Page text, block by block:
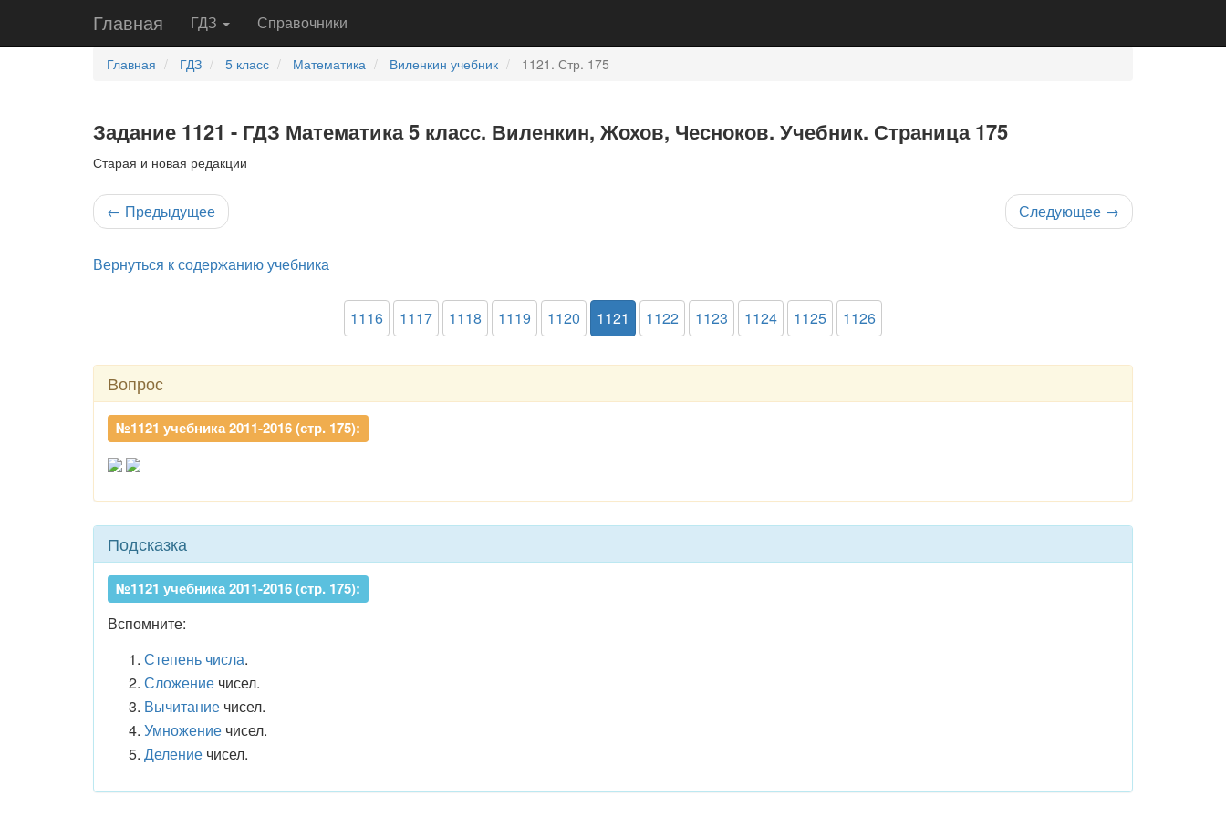
Главная ГДЗ Справочники
Главная ГДЗ 5 класс Математика Виленкин учебник 1121. Стр. 175
Задание 1121 - ГДЗ Математика 5 класс. Виленкин, Жохов, Чесноков. Учебник. Страница 175
Старая и новая редакции
← Предыдущее Следующее →
Вернуться к содержанию учебника
1116 1117 1118 1119 1120 1121 1122 1123 1124 1125 1126
Вопрос
№1121 учебника 2011-2016 (стр. 175):
Подсказка
№1121 учебника 2011-2016 (стр. 175):
Вспомните:
Степень числа.
Сложение чисел.
Вычитание чисел.
Умножение чисел.
Деление чисел.